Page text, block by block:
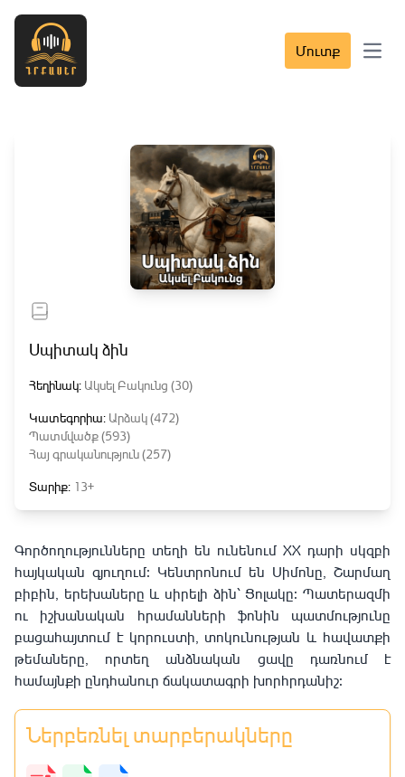
Մուտք Open
Սպիտակ ձին
Հեղինակ: Ակսել Բակունց (30)
Կատեգորիա: Արձակ (472)
Պատմվածք (593)
Հայ գրականություն (257)
Տարիք: 13+
Գործողությունները տեղի են ունենում XX դարի սկզբի
հայկական գյուղում։ Կենտրոնում են Սիմոնը, Շարմաղ
բիբին, երեխաները և սիրելի ձին՝ Ցոլակը։ Պատերազմի
ու իշխանական հրամանների ֆոնին պատմությունը
բացահայտում է կորուստի, տոկունության և հավատքի
թեմաները, որտեղ անձնական ցավը դառնում է
համայնքի ընդհանուր ճակատագրի խորհրդանիշ։
Ներբեռնել տարբերակները